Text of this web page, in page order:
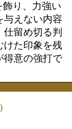
ル(韓国)